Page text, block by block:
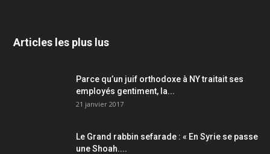
Articles les plus lus
Parce qu’un juif orthodoxe à NY traitait ses
employés gentiment, la...
21 janvier 2017
Le Grand rabbin sefarade : « En Syrie se passe
une Shoah....